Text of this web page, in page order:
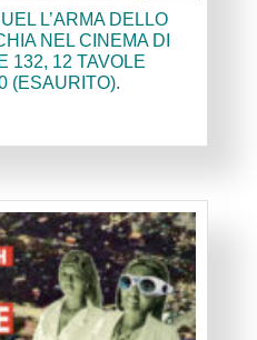
L’ARMA DELLO
NEL CINEMA DI
132, 12 TAVOLE
(ESAURITO).